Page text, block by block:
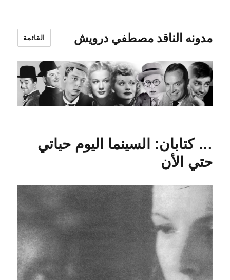
مدونه الناقد مصطفي درويش القائمة
… كتابان: السينما اليوم حياتي
حتي الأن